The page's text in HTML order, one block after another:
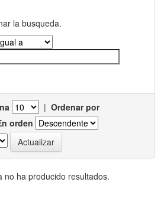
la busqueda.
| Ordenar por
orden
no ha producido resultados.